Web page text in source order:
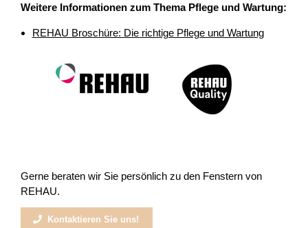
Weitere Informationen zum Thema Pflege und Wartung:
REHAU Broschüre: Die richtige Pflege und Wartung
Gerne beraten wir Sie persönlich zu den Fenstern von
REHAU.
Kontaktieren Sie uns!